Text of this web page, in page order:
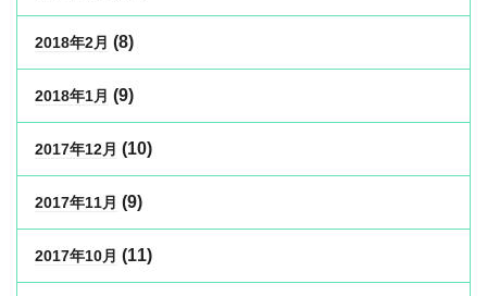
2018年2月 (8)
2018年1月 (9)
2017年12月 (10)
2017年11月 (9)
2017年10月 (11)